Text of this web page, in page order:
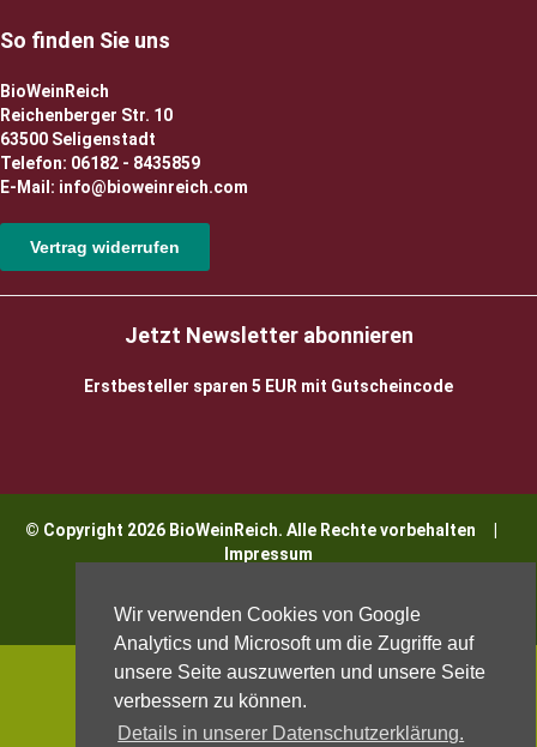
Wir verwenden Cookies von Google
Analytics und Microsoft um die Zugriffe auf
unsere Seite auszuwerten und unsere Seite
verbessern zu können.
Details in unserer Datenschutzerklärung.
So finden Sie uns
BioWeinReich
Reichenberger Str. 10
63500 Seligenstadt
Telefon: 06182 - 8435859
E-Mail: info@bioweinreich.com
Vertrag widerrufen
Jetzt Newsletter abonnieren
Erstbesteller sparen 5 EUR mit Gutscheincode
© Copyright 2026 BioWeinReich. Alle Rechte vorbehalten |
Impressum